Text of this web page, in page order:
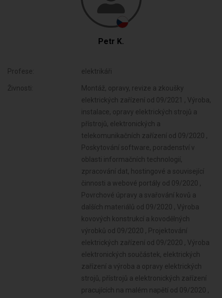
Petr K.
Profese: elektrikáři
Živnosti:
Montáž, opravy, revize a zkoušky
elektrických zařízení od 09/2021 , Výroba,
instalace, opravy elektrických strojů a
přístrojů, elektronických a
telekomunikačních zařízení od 09/2020 ,
Poskytování software, poradenství v
oblasti informačních technologií,
zpracování dat, hostingové a související
činnosti a webové portály od 09/2020 ,
Povrchové úpravy a svařování kovů a
dalších materiálů od 09/2020 , Výroba
kovových konstrukcí a kovodělných
výrobků od 09/2020 , Projektování
elektrických zařízení od 09/2020 , Výroba
elektronických součástek, elektrických
zařízení a výroba a opravy elektrických
strojů, přístrojů a elektronických zařízení
pracujících na malém napětí od 09/2020 ,